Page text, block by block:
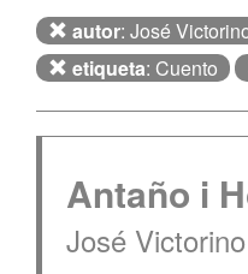
autor: José
etiqueta: Cuento
Antaño i
José